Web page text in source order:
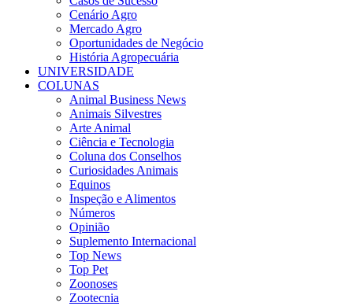
Cenário Agro
Mercado Agro
Oportunidades de Negócio
História Agropecuária
UNIVERSIDADE
COLUNAS
Animal Business News
Animais Silvestres
Arte Animal
Ciência e Tecnologia
Coluna dos Conselhos
Curiosidades Animais
Equinos
Inspeção e Alimentos
Números
Opinião
Suplemento Internacional
Top News
Top Pet
Zoonoses
Zootecnia